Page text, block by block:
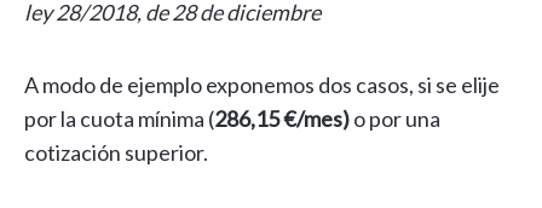
ley 28/2018, de 28 de diciembre
A modo de ejemplo exponemos dos casos, si se elije
por la cuota mínima (286,15 €/mes)o por una
cotización superior.